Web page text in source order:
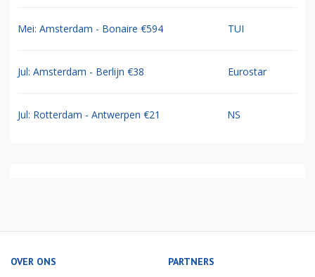
Mei: Amsterdam - Bonaire €594 TUI
Jul: Amsterdam - Berlijn €38 Eurostar
Jul: Rotterdam - Antwerpen €21 NS
OVER ONS PARTNERS